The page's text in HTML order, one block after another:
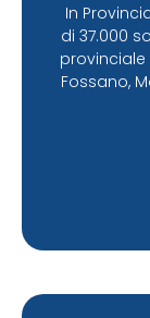
In
di 37.000
provinciale
Fossano,